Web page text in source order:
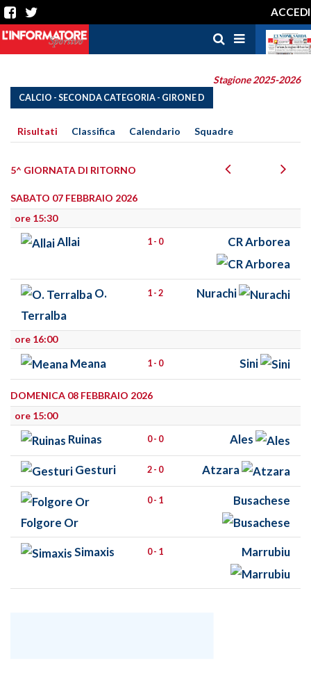
ACCEDI
Stagione 2025-2026
CALCIO - SECONDA CATEGORIA - GIRONE D
Risultati Classifica Calendario Squadre
5^ GIORNATA DI RITORNO
SABATO 07 FEBBRAIO 2026
ore 15:30
Allai 1 - 0 CR Arborea
O.
Terralba
1 - 2 Nurachi
ore 16:00
Meana 1 - 0 Sini
DOMENICA 08 FEBBRAIO 2026
ore 15:00
Ruinas 0 - 0 Ales
Gesturi 2 - 0 Atzara
Folgore Or
0 - 1 Busachese
Simaxis 0 - 1 Marrubiu